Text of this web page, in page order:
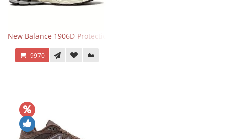
New Balance 1906D Protection Pack Black черные
9970